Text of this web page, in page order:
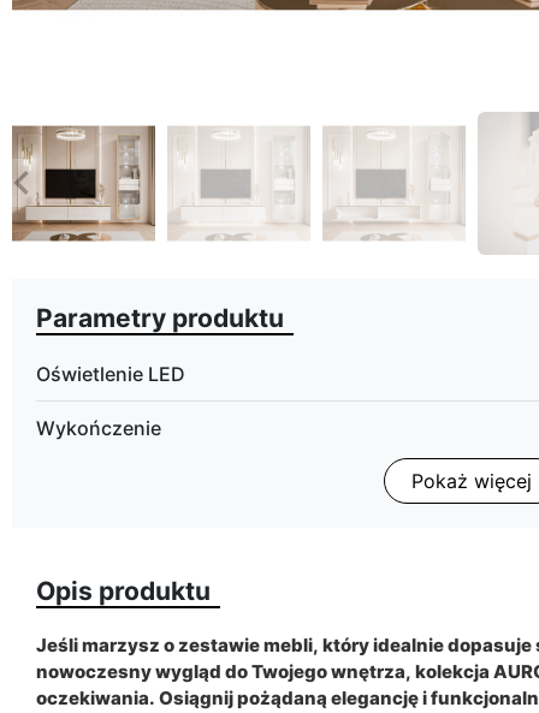
Poprzedni
Parametry produktu
Oświetlenie LED
Wykończenie
ean13
Termin dostawy:
Ze względu na proces produkcyjny i właściwości materiałów,
cm.
Pokaż więcej
Opis produktu
Jeśli marzysz o zestawie mebli, który idealnie dopasuje
nowoczesny wygląd do Twojego wnętrza, kolekcja
oczekiwania. Osiągnij pożądaną elegancję i